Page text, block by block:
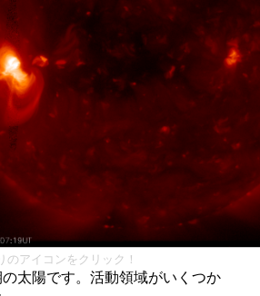
アイコンをクリック！
太陽です。活動領域がいくつか